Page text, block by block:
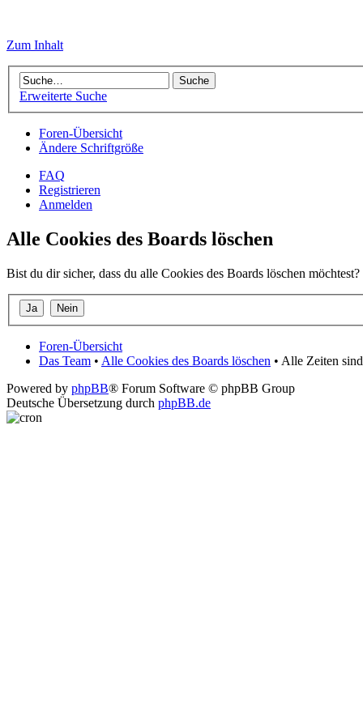
Zum Inhalt
Erweiterte Suche
Foren-Übersicht
Ändere Schriftgröße
FAQ
Registrieren
Anmelden
Alle Cookies des Boards löschen
Bist du dir sicher, dass du alle Cookies des Boards löschen möchtest?
Foren-Übersicht
Das Team • Alle Cookies des Boards löschen • Alle Zeiten
Powered by phpBB® Forum Software © phpBB Group
Deutsche Übersetzung durch phpBB.de